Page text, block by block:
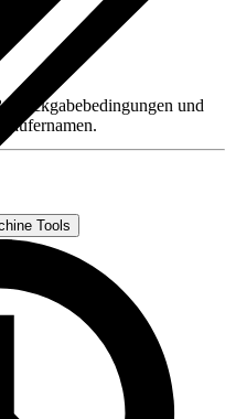
Tools
Rückgabebedingungen und